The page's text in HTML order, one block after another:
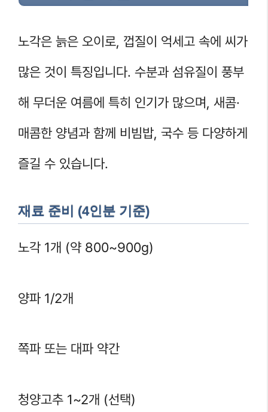
노각은 늙은 오이로, 껍질이 억세고 속에 씨가
많은 것이 특징입니다. 수분과 섬유질이 풍부
해 무더운 여름에 특히 인기가 많으며, 새콤·
매콤한 양념과 함께 비빔밥, 국수 등 다양하게
즐길 수 있습니다.
재료 준비 (4인분 기준)
노각 1개 (약 800~900g)
양파 1/2개
쪽파 또는 대파 약간
청양고추 1~2개 (선택)